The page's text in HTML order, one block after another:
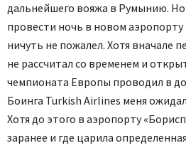
дальнейшего вояжа в Румынию.
провести ночь в новом
ничуть не пожалел. Хотя вначале
не рассчитал со временем и
чемпионата Европы проводил в
Боинга Turkish Airlines меня
Хотя до этого в аэропорту
заранее и где царила